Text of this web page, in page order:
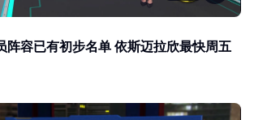
阵容已有初步名单 依斯迈拉欣最快周五